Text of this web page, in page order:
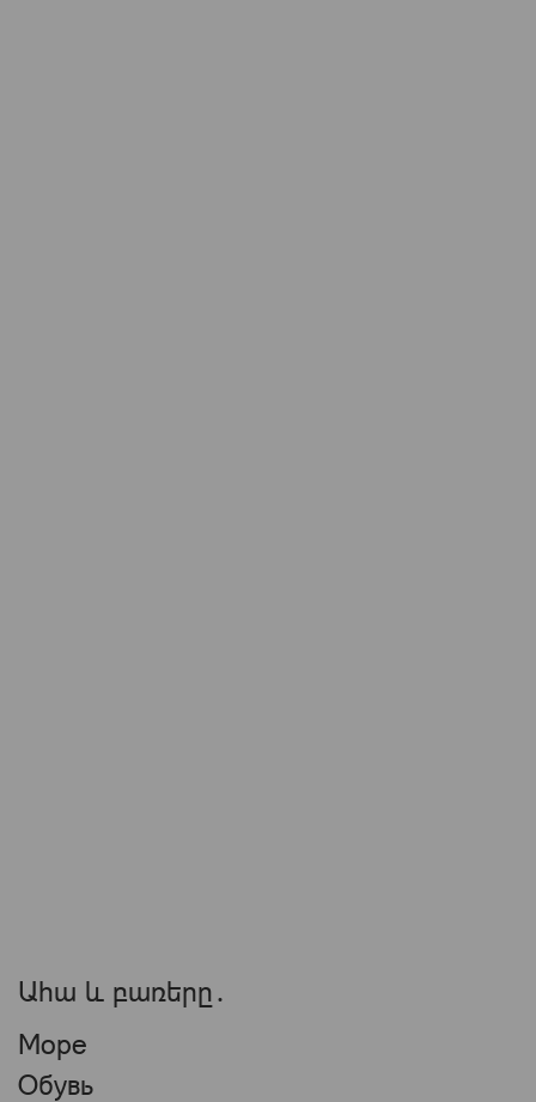
Ահա և բառերը․
Море
Обувь